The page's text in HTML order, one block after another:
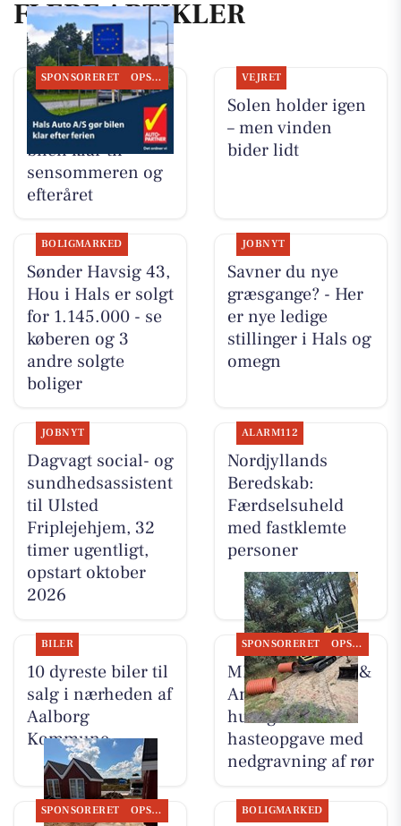
FLERE ARTIKLER
SPONSORERET OPSLAGSTAVLEN
Hals Auto A/S
hjælper med at få
bilen klar til
sensommeren og
efteråret
VEJRET
Solen holder igen
– men vinden
bider lidt
BOLIGMARKED
Sønder Havsig 43,
Hou i Hals er solgt
for 1.145.000 - se
køberen og 3
andre solgte
boliger
JOBNYT
Savner du nye
græsgange? - Her
er nye ledige
stillinger i Hals og
omegn
JOBNYT
Dagvagt social- og
sundhedsassistent
til Ulsted
Friplejehjem, 32
timer ugentligt,
opstart oktober
2026
ALARM112
Nordjyllands
Beredskab:
Færdselsuheld
med fastklemte
personer
BILER
10 dyreste biler til
salg i nærheden af
Aalborg
Kommune
SPONSORERET OPSLAGSTAVLEN
MB Entreprenør &
Anlæg rykkede
hurtigt ud til
hasteopgave med
nedgravning af rør
SPONSORERET OPSLAGSTAVLEN BOLIGMARKED